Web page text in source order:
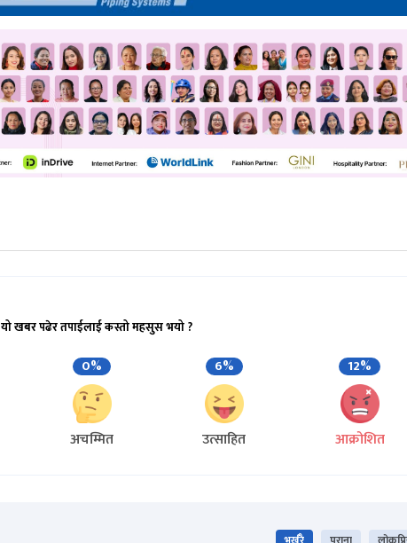
यो खबर पढेर तपाईलाई कस्तो महसुस भयो ?
0%
अचम्मित
6%
उत्साहित
12%
आक्रोशित